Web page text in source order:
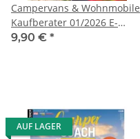
Campervans & Wohnmobile
Kaufberater 01/2026 E-
Paper oder Print-Ausgabe
9,90 € *
AUF LAGER